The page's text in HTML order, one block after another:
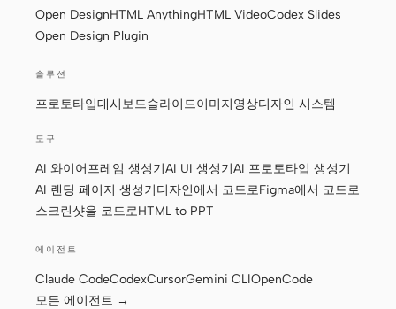
Open DesignHTML AnythingHTML VideoCodex Slides
Open Design Plugin
솔루션
프로토타입대시보드슬라이드이미지영상디자인 시스템
도구
AI 와이어프레임 생성기AI UI 생성기AI 프로토타입 생성기
AI 랜딩 페이지 생성기디자인에서 코드로Figma에서 코드로
스크린샷을 코드로HTML to PPT
에이전트
Claude CodeCodexCursorGemini CLIOpenCode
모든 에이전트 →